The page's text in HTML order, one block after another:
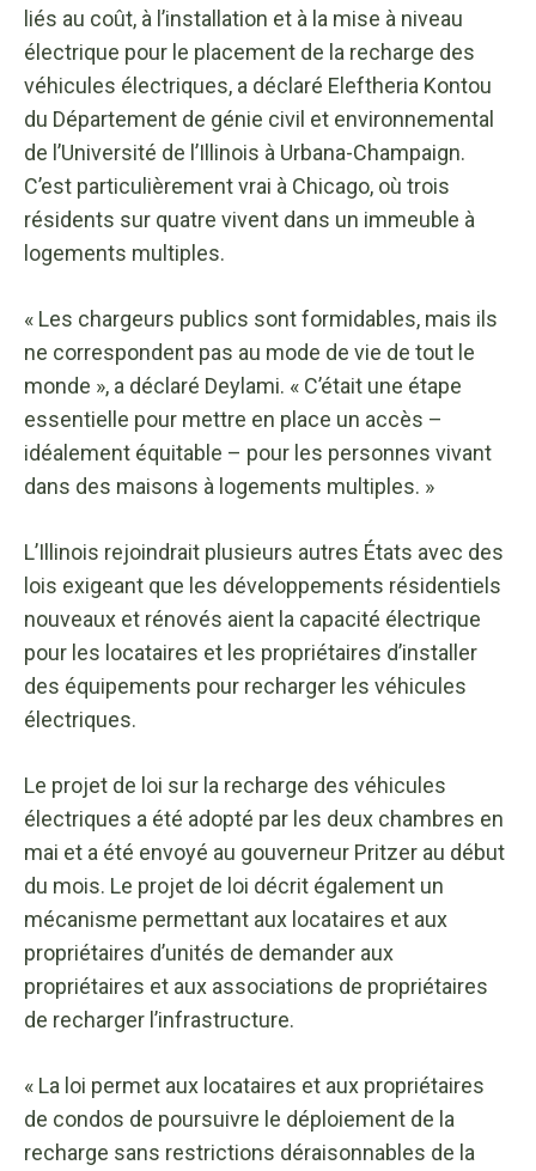
liés au coût, à l’installation et à la mise à niveau
électrique pour le placement de la recharge des
véhicules électriques, a déclaré Eleftheria Kontou
du Département de génie civil et environnemental
de l’Université de l’Illinois à Urbana-Champaign.
C’est particulièrement vrai à Chicago, où trois
résidents sur quatre vivent dans un immeuble à
logements multiples.
« Les chargeurs publics sont formidables, mais ils
ne correspondent pas au mode de vie de tout le
monde », a déclaré Deylami. « C’était une étape
essentielle pour mettre en place un accès –
idéalement équitable – pour les personnes vivant
dans des maisons à logements multiples. »
L’Illinois rejoindrait plusieurs autres États avec des
lois exigeant que les développements résidentiels
nouveaux et rénovés aient la capacité électrique
pour les locataires et les propriétaires d’installer
des équipements pour recharger les véhicules
électriques.
Le projet de loi sur la recharge des véhicules
électriques a été adopté par les deux chambres en
mai et a été envoyé au gouverneur Pritzer au début
du mois. Le projet de loi décrit également un
mécanisme permettant aux locataires et aux
propriétaires d’unités de demander aux
propriétaires et aux associations de propriétaires
de recharger l’infrastructure.
« La loi permet aux locataires et aux propriétaires
de condos de poursuivre le déploiement de la
recharge sans restrictions déraisonnables de la